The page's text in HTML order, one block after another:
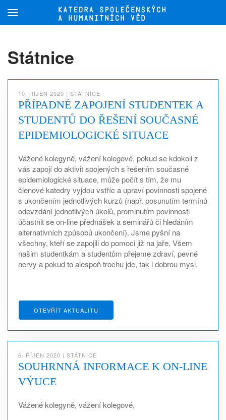
Přejít na hlavní obsah
Státnice
10. ŘÍJEN 2020 | STÁTNICE
PŘÍPADNÉ ZAPOJENÍ STUDENTEK A
STUDENTŮ DO ŘEŠENÍ SOUČASNÉ
EPIDEMIOLOGICKÉ SITUACE
Vážené kolegyně, vážení kolegové, pokud se kdokoli z
vás zapojí do aktivit spojených s řešením současné
epidemiologické situace, může počít s tím, že mu
členové katedry vyjdou vstříc a upraví povinnosti spojené
s ukončením jednotlivých kurzů (např. posunutím termínů
odevzdání jednotlivých úkolů, prominutím povinnosti
účastnit se on-line přednášek a seminářů či hledáním
alternativních způsobů ukončení). Jsme pyšní na
všechny, kteří se zapojili do pomoci již na jaře. Všem
našim studentkám a studentům přejeme zdraví, pevné
nervy a pokud to alespoň trochu jde, tak i dobrou mysl.
OTEVŘÍT AKTUALITU
6. ŘÍJEN 2020 | STÁTNICE
SOUHRNNÁ INFORMACE K ON-LINE
VÝUCE
Vážené kolegyně, vážení kolegové,